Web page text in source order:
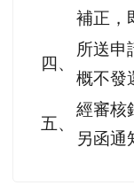
補正，
四、
所送申
概不發
五、
經審核
另函通